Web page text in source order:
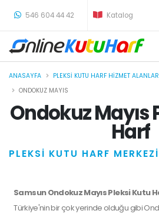
546 604 44 42 Katalog
ANASAYFA PLEKSI KUTU HARF HIZMET
ONDOKUZ MAYIS
Ondokuz Mayıs
Harf
PLEKSİ KUTU HARF MERKEZİ
Samsun Ondokuz Mayıs Pleksi Kutu
Türkiye'nin bir çok yerinde olduğu gibi